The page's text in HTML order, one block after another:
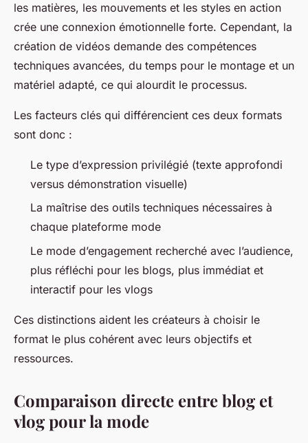
les matières, les mouvements et les styles en action
crée une connexion émotionnelle forte. Cependant, la
création de vidéos demande des compétences
techniques avancées, du temps pour le montage et un
matériel adapté, ce qui alourdit le processus.
Les facteurs clés qui différencient ces deux formats
sont donc :
Le type d’expression privilégié (texte approfondi
versus démonstration visuelle)
La maîtrise des outils techniques nécessaires à
chaque plateforme mode
Le mode d’engagement recherché avec l’audience,
plus réfléchi pour les blogs, plus immédiat et
interactif pour les vlogs
Ces distinctions aident les créateurs à choisir le
format le plus cohérent avec leurs objectifs et
ressources.
Comparaison directe entre blog et
vlog pour la mode